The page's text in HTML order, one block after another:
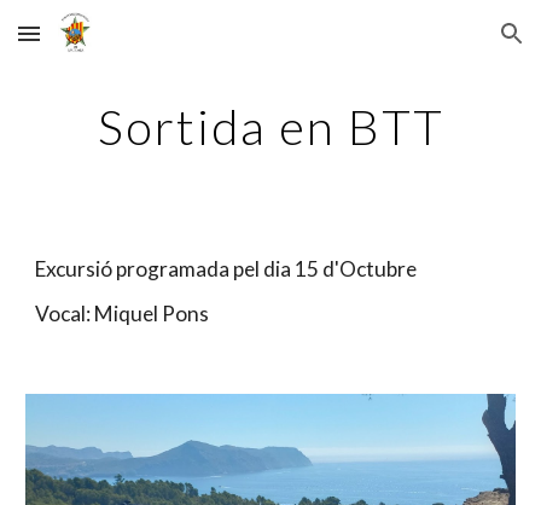
Skip to main content Skip to navigation
Sortida en BTT
Excursió programada pel dia 15 d'Octubre